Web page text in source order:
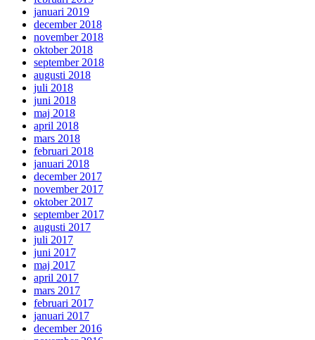
januari 2019
december 2018
november 2018
oktober 2018
september 2018
augusti 2018
juli 2018
juni 2018
maj 2018
april 2018
mars 2018
februari 2018
januari 2018
december 2017
november 2017
oktober 2017
september 2017
augusti 2017
juli 2017
juni 2017
maj 2017
april 2017
mars 2017
februari 2017
januari 2017
december 2016